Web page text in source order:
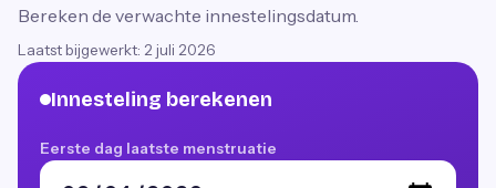
Bereken de verwachte innestelingsdatum.
Laatst bijgewerkt: 2 juli 2026
Innesteling berekenen
Eerste dag laatste menstruatie